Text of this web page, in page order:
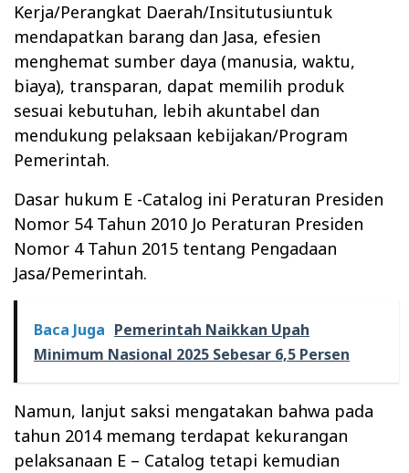
Kerja/Perangkat Daerah/Insitutusiuntuk
mendapatkan barang dan Jasa, efesien
menghemat sumber daya (manusia, waktu,
biaya), transparan, dapat memilih produk
sesuai kebutuhan, lebih akuntabel dan
mendukung pelaksaan kebijakan/Program
Pemerintah.
Dasar hukum E -Catalog ini Peraturan Presiden
Nomor 54 Tahun 2010 Jo Peraturan Presiden
Nomor 4 Tahun 2015 tentang Pengadaan
Jasa/Pemerintah.
Baca Juga Pemerintah Naikkan Upah
Minimum Nasional 2025 Sebesar 6,5 Persen
Namun, lanjut saksi mengatakan bahwa pada
tahun 2014 memang terdapat kekurangan
pelaksanaan E – Catalog tetapi kemudian